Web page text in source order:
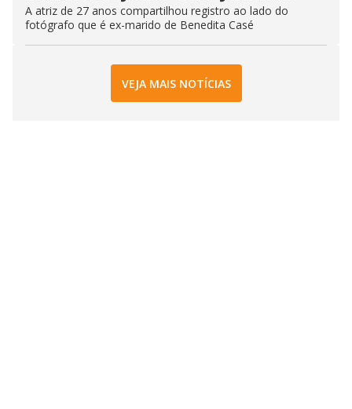
A atriz de 27 anos compartilhou registro ao lado do
fotógrafo que é ex-marido de Benedita Casé
VEJA MAIS NOTÍCIAS